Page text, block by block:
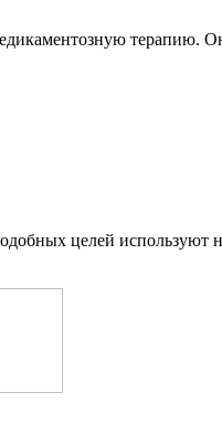
терапию.
целей используют